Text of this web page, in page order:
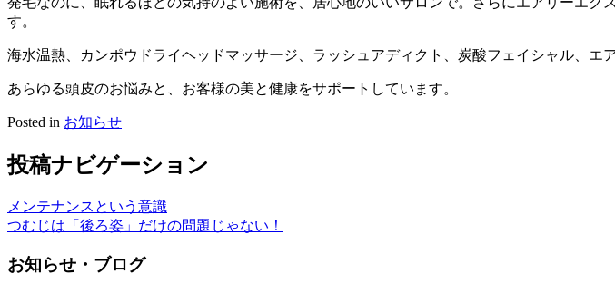
す。
海水温熱、カンポウドライヘッドマッサージ、ラッシュアディクト、炭酸フェイシャル、エ
あらゆる頭皮のお悩みと、お客様の美と健康をサポートしています。
Posted in お知らせ
投稿ナビゲーション
メンテナンスという意識
つむじは「後ろ姿」だけの問題じゃない！
お知らせ・ブログ